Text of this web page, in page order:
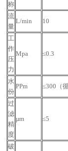
称
流
量
L/min 10
工
作
压
力
Mpa ≤0.3
水
份
PPm ≤300（
过
滤
精
度
µm ≤5
破